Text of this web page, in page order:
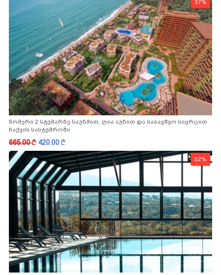
37%
ნომერი 2 სტუმარზე საუზმით, ღია აუზით და საბავშვო სივრცით
ჩაქვის სასტუმროში
665.00k 420.00k
52%